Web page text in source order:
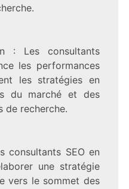
: Les consultants
les performances
les stratégies en
du marché et des
de recherche.
consultants SEO en
une stratégie
vers le sommet des